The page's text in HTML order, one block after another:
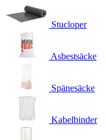
Stucloper
Asbestsäcke
Spänesäcke
Kabelbinder